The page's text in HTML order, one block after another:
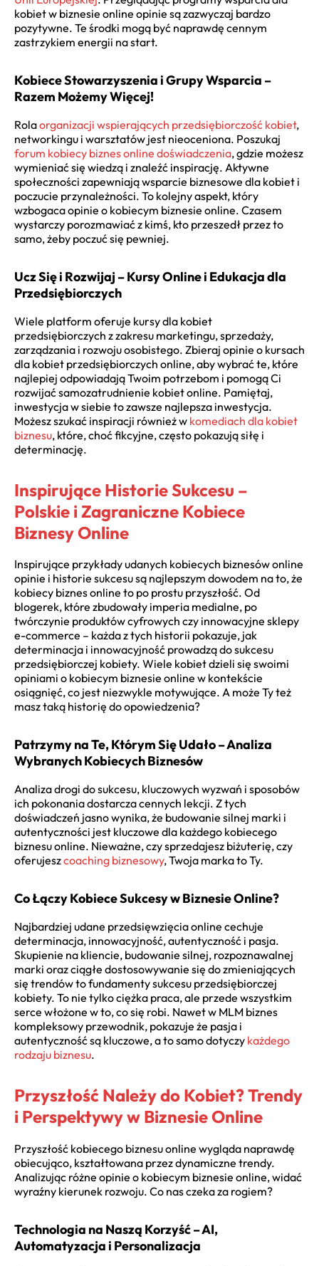
kobiet w biznesie online opinie są zazwyczaj bardzo
pozytywne. Te środki mogą być naprawdę cennym
zastrzykiem energii na start.
Kobiece Stowarzyszenia i Grupy Wsparcia –
Razem Możemy Więcej!
Rolaorganizacji wspierających przedsiębiorczość kobiet,
networkingu i warsztatów jest nieoceniona. Poszukaj
forum kobiecy biznes online doświadczenia, gdzie możesz
wymieniać się wiedzą i znaleźć inspirację. Aktywne
społeczności zapewniają wsparcie biznesowe dla kobiet i
poczucie przynależności. To kolejny aspekt, który
wzbogaca opinie o kobiecym biznesie online. Czasem
wystarczy porozmawiać z kimś, kto przeszedł przez to
samo, żeby poczuć się pewniej.
Ucz Się i Rozwijaj – Kursy Online i Edukacja dla
Przedsiębiorczych
Wiele platform oferuje kursy dla kobiet
przedsiębiorczych z zakresu marketingu, sprzedaży,
zarządzania i rozwoju osobistego. Zbieraj opinie o kursach
dla kobiet przedsiębiorczych online, aby wybrać te, które
najlepiej odpowiadają Twoim potrzebom i pomogą Ci
rozwijać samozatrudnienie kobiet online. Pamiętaj,
inwestycja w siebie to zawsze najlepsza inwestycja.
Możesz szukać inspiracji również w komediach dla kobiet
biznesu, które, choć fikcyjne, często pokazują siłę i
determinację.
Inspirujące Historie Sukcesu –
Polskie i Zagraniczne Kobiece
Biznesy Online
Inspirujące przykłady udanych kobiecych biznesów online
opinie i historie sukcesu są najlepszym dowodem na to, że
kobiecy biznes online to po prostu przyszłość. Od
blogerek, które zbudowały imperia medialne, po
twórczynie produktów cyfrowych czy innowacyjne sklepy
e-commerce – każda z tych historii pokazuje, jak
determinacja i innowacyjność prowadzą do sukcesu
przedsiębiorczej kobiety. Wiele kobiet dzieli się swoimi
opiniami o kobiecym biznesie online w kontekście
osiągnięć, co jest niezwykle motywujące. A może Ty też
masz taką historię do opowiedzenia?
Patrzymy na Te, Którym Się Udało – Analiza
Wybranych Kobiecych Biznesów
Analiza drogi do sukcesu, kluczowych wyzwań i sposobów
ich pokonania dostarcza cennych lekcji. Z tych
doświadczeń jasno wynika, że budowanie silnej marki i
autentyczności jest kluczowe dla każdego kobiecego
biznesu online. Nieważne, czy sprzedajesz biżuterię, czy
oferujeszcoaching biznesowy, Twoja marka to Ty.
Co Łączy Kobiece Sukcesy w Biznesie Online?
Najbardziej udane przedsięwzięcia online cechuje
determinacja, innowacyjność, autentyczność i pasja.
Skupienie na kliencie, budowanie silnej, rozpoznawalnej
marki oraz ciągłe dostosowywanie się do zmieniających
się trendów to fundamenty sukcesu przedsiębiorczej
kobiety. To nie tylko ciężka praca, ale przede wszystkim
serce włożone w to, co się robi. Nawet w MLM biznes
kompleksowy przewodnik, pokazuje że pasja i
autentyczność są kluczowe, a to samo dotyczy każdego
rodzaju biznesu.
Przyszłość Należy do Kobiet? Trendy
i Perspektywy w Biznesie Online
Przyszłość kobiecego biznesu online wygląda naprawdę
obiecująco, kształtowana przez dynamiczne trendy.
Analizując różne opinie o kobiecym biznesie online, widać
wyraźny kierunek rozwoju. Co nas czeka za rogiem?
Technologia na Naszą Korzyść – AI,
Automatyzacja i Personalizacja